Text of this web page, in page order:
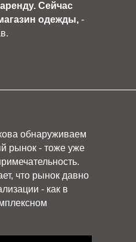
Сейчас
одежды, -
обнаруживаем
рынок - тоже уже
что рынок давно
- как в